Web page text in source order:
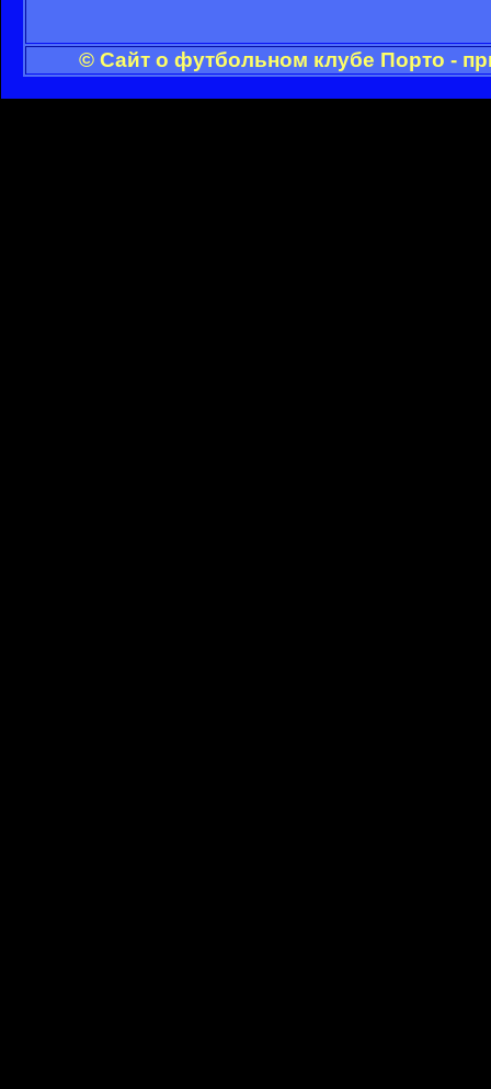
© Сайт о футбольном клубе Порто -